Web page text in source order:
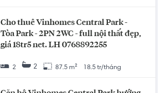
Cho thuê Vinhomes Central Park -
Tòa Park - 2PN 2WC - full nội thất đẹp,
giá 18tr5 net. LH 0768892255
2 2 87.5 m² 18.5 tr/tháng